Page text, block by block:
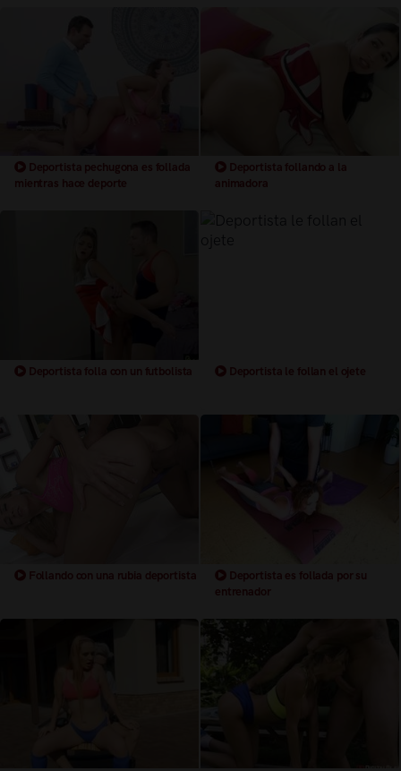
Deportista pechugona es follada
mientras hace deporte
Deportista follando a la
animadora
Deportista folla con un futbolista Deportista le follan el ojete
Follando con una rubia deportista
Deportista es follada por su
entrenador